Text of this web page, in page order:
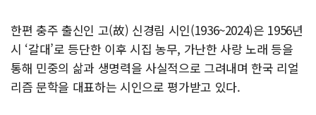
한편 충주 출신인 고(故) 신경림 시인(1936~2024)은 1956년
시 ‘갈대’로 등단한 이후 시집 농무, 가난한 사랑 노래 등을
통해 민중의 삶과 생명력을 사실적으로 그려내며 한국 리얼
리즘 문학을 대표하는 시인으로 평가받고 있다.